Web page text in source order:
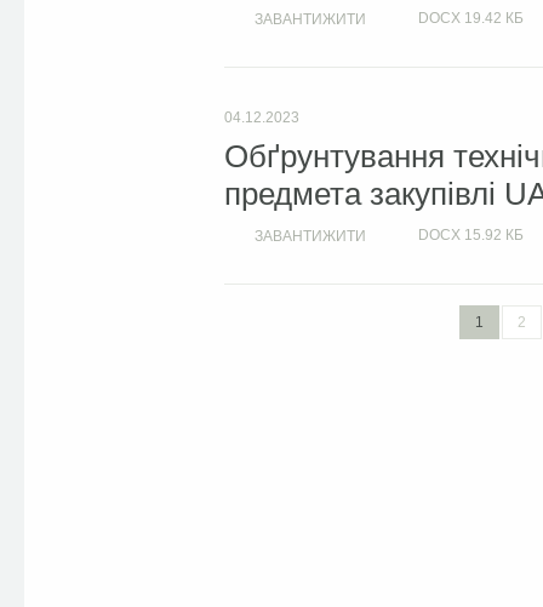
ЗАВАНТИЖИТИ DOCX 19.42 КБ
04.12.2023
Обґрунтування
предмета закупівлі
ЗАВАНТИЖИТИ DOCX 15.92 КБ
1 2